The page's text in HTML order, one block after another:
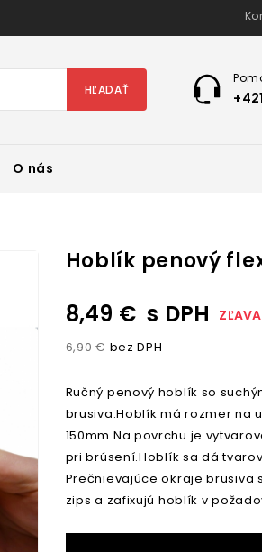
HĽADAŤ
O nás
Hoblík penový
8,49 € s DPH
6,90 € bez DPH
Ručný penový hoblík so
brusiva.Hoblík má rozmer na
150mm.Na povrchu je
pri brúsení.Hoblík sa dá
Prečnievajúce okraje brusiva
zips a zafixujú hoblík v